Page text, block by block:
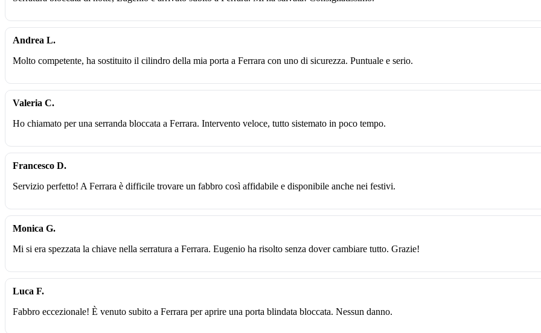
Andrea L.
Molto competente, ha sostituito il cilindro della mia porta a Ferrara con uno di sicurezza. Puntuale e serio.
Valeria C.
Ho chiamato per una serranda bloccata a Ferrara. Intervento veloce, tutto sistemato in poco tempo.
Francesco D.
Servizio perfetto! A Ferrara è difficile trovare un fabbro così affidabile e disponibile anche nei festivi.
Monica G.
Mi si era spezzata la chiave nella serratura a Ferrara. Eugenio ha risolto senza dover cambiare tutto. Grazie!
Luca F.
Fabbro eccezionale! È venuto subito a Ferrara per aprire una porta blindata bloccata. Nessun danno.